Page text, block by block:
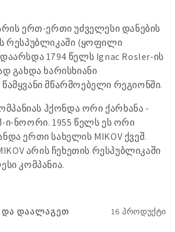
ერთ-ერთი უძველესი დანების
რესპუბლიკაში (ყოფილი
1794 წელს Ignac Rosler-ის
გახდა ხარისხიანი
მწარმოებელი რეგიონში.
ჰქონდა ორი ქარხანა -
ი-ნოორი. 1955 წელს ეს ორი
ერთი სახელის MIKOV ქვეშ.
არის ჩეხეთის რესპუბლიკაში
კომპანია.
დაალაგეთ 16 პროდუქტი